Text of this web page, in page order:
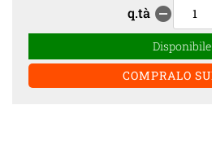
q.tà remove_circle
Disponibile